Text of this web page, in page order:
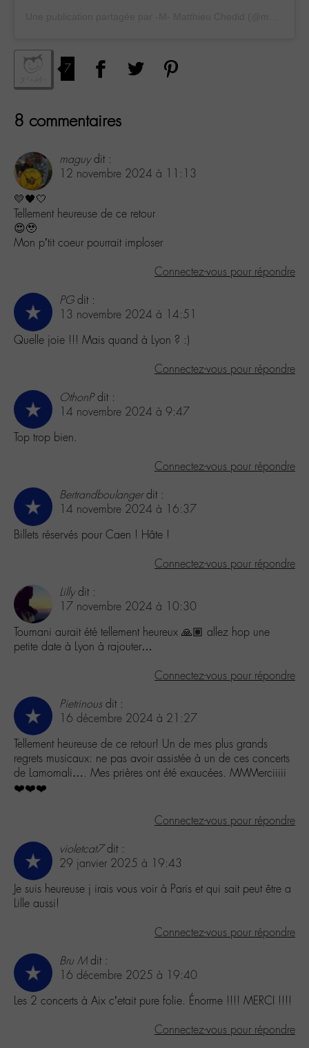
7
8 commentaires
maguy dit :
12 novembre 2024 à 11:13
💛🖤🤍
Tellement heureuse de ce retour
😍🥹
Mon p’tit coeur pourrait imploser
Connectez-vous pour répondre
PG dit :
13 novembre 2024 à 14:51
Quelle joie !!! Mais quand à Lyon ? :)
Connectez-vous pour répondre
OthonP dit :
14 novembre 2024 à 9:47
Top trop bien.
Connectez-vous pour répondre
Bertrandboulanger dit :
14 novembre 2024 à 16:37
Billets réservés pour Caen ! Hâte !
Connectez-vous pour répondre
Lilly dit :
17 novembre 2024 à 10:30
Toumani aurait été tellement heureux 🙏🏽 allez hop une
petite date à Lyon à rajouter…
Connectez-vous pour répondre
Pietrinous dit :
16 décembre 2024 à 21:27
Tellement heureuse de ce retour! Un de mes plus grands
regrets musicaux: ne pas avoir assistée à un de ces concerts
de Lamomali…. Mes prières ont été exaucées. MMMerciiiii
❤️❤️❤️
Connectez-vous pour répondre
violetcat7 dit :
29 janvier 2025 à 19:43
Je suis heureuse j irais vous voir à Paris et qui sait peut être a
Lille aussi!
Connectez-vous pour répondre
Bru M dit :
16 décembre 2025 à 19:40
Les 2 concerts à Aix c’etait pure folie. Énorme !!!! MERCI !!!!
Connectez-vous pour répondre